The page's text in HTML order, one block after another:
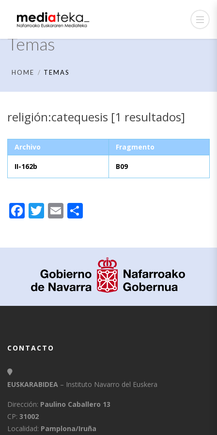
Temas
HOME TEMAS
religión:catequesis [1 resultados]
Archivo Fragmento
II-162b B09
Facebook
Twitter
Email
CONTACTO
EUSKARABIDEA – Instituto Navarro del Euskera
Dirección: Paulino Caballero 13
CP: 31002
Localidad: Pamplona/Iruña